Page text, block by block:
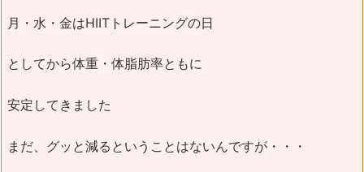
月・水・金はHIITトレーニングの日
としてから体重・体脂肪率ともに
安定してきました
まだ、グッと減るということはないんですが・・・